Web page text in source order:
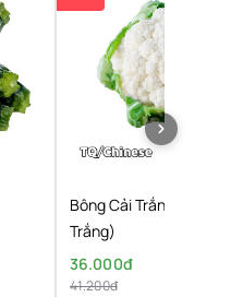
Bông Cải Trắng (Súp Lơ
Trắng)
36.000đ
41.200đ